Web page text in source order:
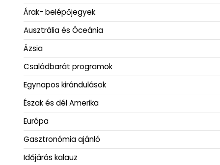
Árak- belépőjegyek
Ausztrália és Óceánia
Ázsia
Családbarát programok
Egynapos kirándulások
Észak és dél Amerika
Európa
Gasztronómia ajánló
Időjárás kalauz